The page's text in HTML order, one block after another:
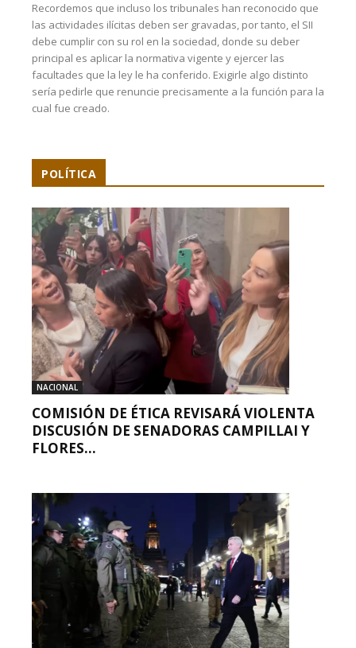
Recordemos que incluso los tribunales han reconocido que
las actividades ilícitas deben ser gravadas, por tanto, el SII
debe cumplir con su rol en la sociedad, donde su deber
principal es aplicar la normativa vigente y ejercer las
facultades que la ley le ha conferido. Exigirle algo distinto
sería pedirle que renuncie precisamente a la función para la
cual fue creado.
POLÍTICA
NACIONAL
COMISIÓN DE ÉTICA REVISARÁ VIOLENTA
DISCUSIÓN DE SENADORAS CAMPILLAI Y
FLORES...